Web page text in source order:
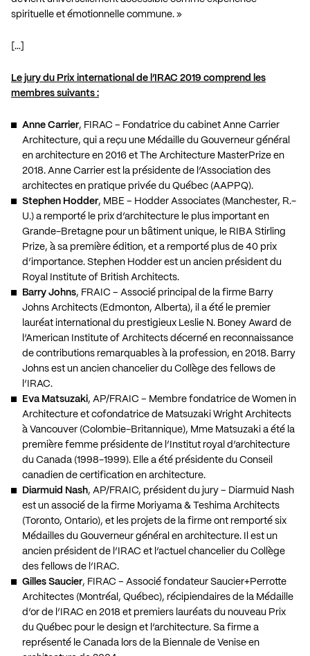
spirituelle et émotionnelle commune. »
[…]
Le jury du Prix international de l’IRAC 2019 comprend les
membres suivants :
Anne Carrier, FIRAC – Fondatrice du cabinet Anne Carrier
Architecture, qui a reçu une Médaille du Gouverneur général
en architecture en 2016 et The Architecture MasterPrize en
2018. Anne Carrier est la présidente de l’Association des
architectes en pratique privée du Québec (AAPPQ).
Stephen Hodder, MBE – Hodder Associates (Manchester, R.-
U.) a remporté le prix d’architecture le plus important en
Grande-Bretagne pour un bâtiment unique, le RIBA Stirling
Prize, à sa première édition, et a remporté plus de 40 prix
d’importance. Stephen Hodder est un ancien président du
Royal Institute of British Architects.
Barry Johns, FRAIC – Associé principal de la firme Barry
Johns Architects (Edmonton, Alberta), il a été le premier
lauréat international du prestigieux Leslie N. Boney Award de
l’American Institute of Architects décerné en reconnaissance
de contributions remarquables à la profession, en 2018. Barry
Johns est un ancien chancelier du Collège des fellows de
l’IRAC.
Eva Matsuzaki, AP/FRAIC – Membre fondatrice de Women in
Architecture et cofondatrice de Matsuzaki Wright Architects
à Vancouver (Colombie-Britannique), Mme Matsuzaki a été la
première femme présidente de l’Institut royal d’architecture
du Canada (1998-1999). Elle a été présidente du Conseil
canadien de certification en architecture.
Diarmuid Nash, AP/FRAIC, président du jury – Diarmuid Nash
est un associé de la firme Moriyama & Teshima Architects
(Toronto, Ontario), et les projets de la firme ont remporté six
Médailles du Gouverneur général en architecture. Il est un
ancien président de l’IRAC et l’actuel chancelier du Collège
des fellows de l’IRAC.
Gilles Saucier, FIRAC – Associé fondateur Saucier+Perrotte
Architectes (Montréal, Québec), récipiendaires de la Médaille
d’or de l’IRAC en 2018 et premiers lauréats du nouveau Prix
du Québec pour le design et l’architecture. Sa firme a
représenté le Canada lors de la Biennale de Venise en